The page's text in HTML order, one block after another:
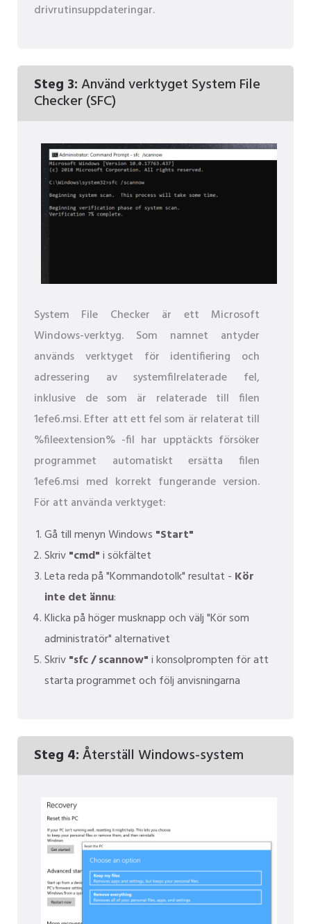
drivrutinsuppdateringar.
Steg 3:Använd verktyget System File
Checker (SFC)
System File Checker är ett Microsoft
Windows-verktyg. Som namnet antyder
används verktyget för identifiering och
adressering av systemfilrelaterade fel,
inklusive de som är relaterade till filen
1efe6.msi. Efter att ett fel som är relaterat till
%fileextension% -fil har upptäckts försöker
programmet automatiskt ersätta filen
1efe6.msi med korrekt fungerande version.
För att använda verktyget:
Gå till menyn Windows "Start"
Skriv"cmd"i sökfältet
Leta reda på "Kommandotolk" resultat - Kör
inte det ännu:
Klicka på höger musknapp och välj "Kör som
administratör" alternativet
Skriv"sfc / scannow"i konsolprompten för att
starta programmet och följ anvisningarna
Steg 4:Återställ Windows-system